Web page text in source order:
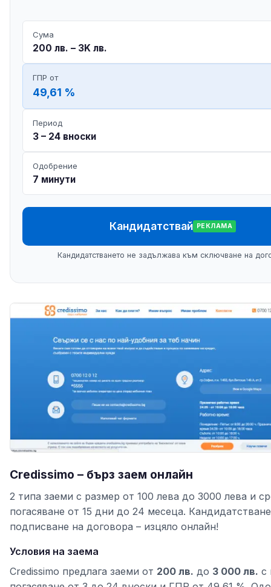
Сума
200 лв. – 3K лв.
ГПР от
49,61 %
Период
3 – 24 вноски
Одобрение
7 минути
Кандидатствай РЕКЛАМА
Кандидатстването не задължава към сключване на
Credissimo – бърз заем онлайн
2 типа заеми с размер от 100 лева до 3000 лева и
погасяване от 15 дни до 24 месеца.
подписване на договора – изцяло онлайн!
Условия на заема
Credissimo предлага заеми от 200 лв. до 3 000 лв. с